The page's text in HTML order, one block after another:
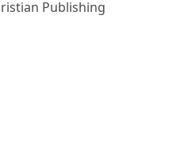
Publishing